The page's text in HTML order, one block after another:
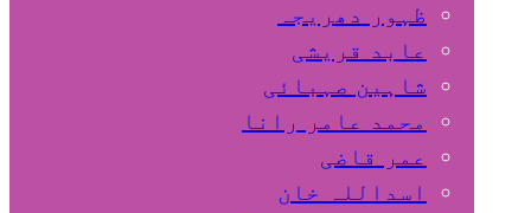
ظہور دھریجہ
عابد قریشی
شاہین صہبائی
محمد عامر رانا
عمر قاضی
اسداللہ خان